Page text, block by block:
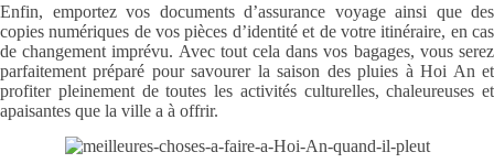
Enfin, emportez vos documents d’assurance voyage ainsi que des
copies numériques de vos pièces d’identité et de votre itinéraire, en cas
de changement imprévu. Avec tout cela dans vos bagages, vous serez
parfaitement préparé pour savourer la saison des pluies à Hoi An et
profiter pleinement de toutes les activités culturelles, chaleureuses et
apaisantes que la ville a à offrir.